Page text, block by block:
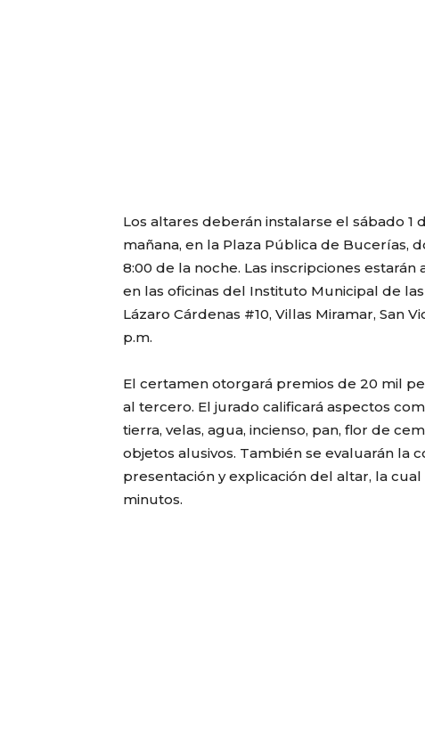
Los altares deberán instalarse el sábado 1
mañana, en la Plaza Pública de Bucerías,
8:00 de la noche. Las inscripciones
en las oficinas del Instituto Municipal de
Lázaro Cárdenas #10, Villas Miramar, San
p.m.
El certamen otorgará premios de 20 mil
al tercero. El jurado calificará aspectos
tierra, velas, agua, incienso, pan, flor de
objetos alusivos. También se evaluarán la
presentación y explicación del altar, la
minutos.